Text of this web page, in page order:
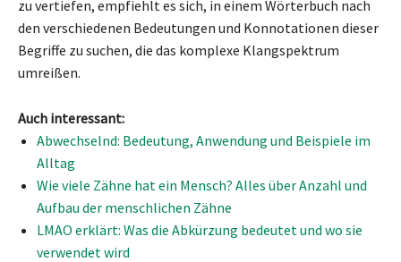
zu vertiefen, empfiehlt es sich, in einem Wörterbuch nach
den verschiedenen Bedeutungen und Konnotationen dieser
Begriffe zu suchen, die das komplexe Klangspektrum
umreißen.
Auch interessant:
Abwechselnd: Bedeutung, Anwendung und Beispiele im
Alltag
Wie viele Zähne hat ein Mensch? Alles über Anzahl und
Aufbau der menschlichen Zähne
LMAO erklärt: Was die Abkürzung bedeutet und wo sie
verwendet wird